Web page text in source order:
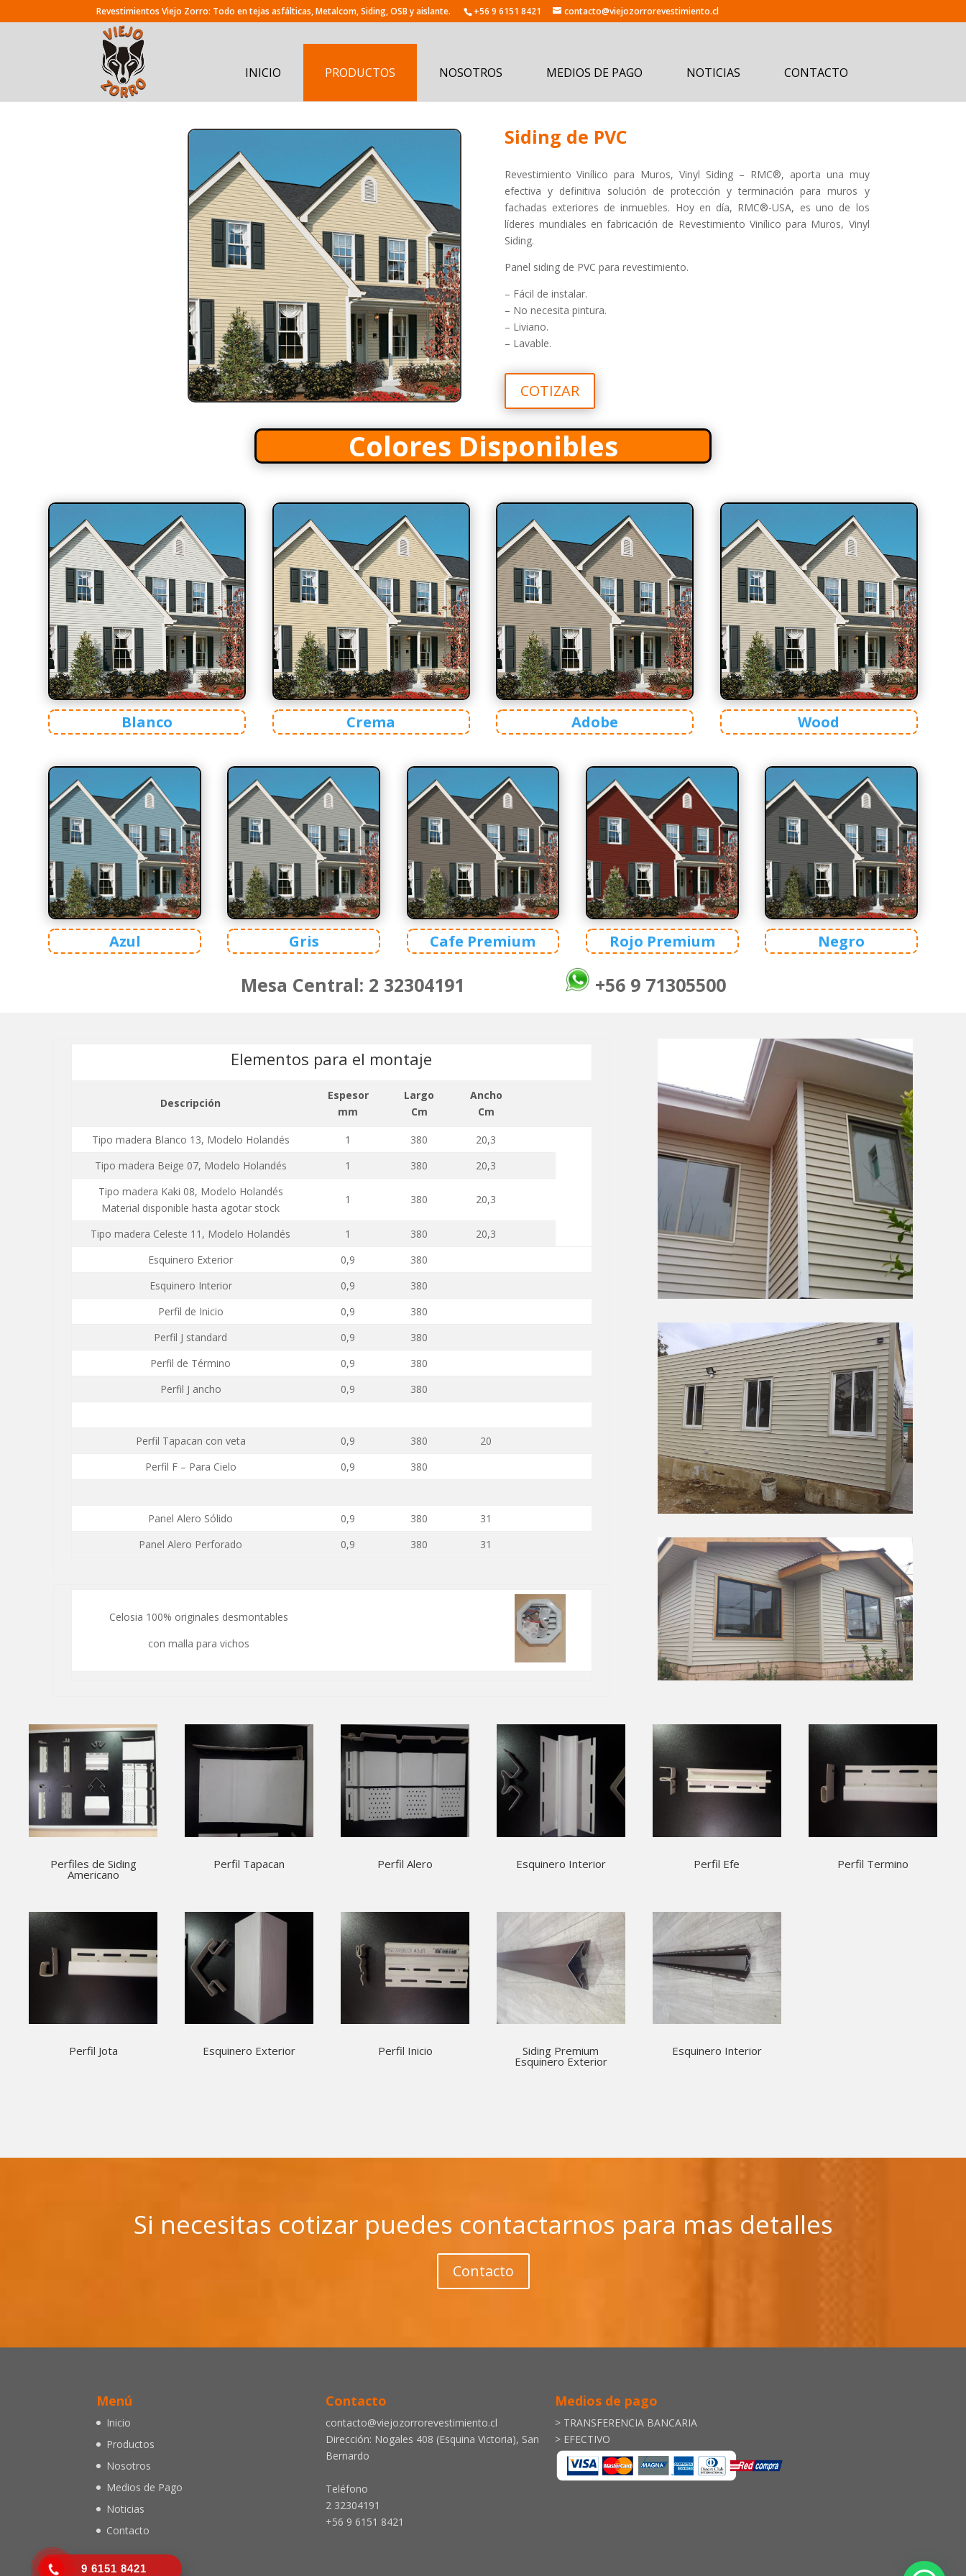
+56 9 6151 8421 contacto@viejozorrorevestimiento.cl
INICIO PRODUCTOS NOSOTROS MEDIOS DE PAGO NOTICIAS CONTACTO
Siding de PVC
Revestimiento Vinílico para Muros, Vinyl Siding – RMC®, aporta una muy
efectiva y definitiva solución de protección y terminación para muros y
fachadas exteriores de inmuebles. Hoy en día, RMC®-USA, es uno de los
líderes mundiales en fabricación de Revestimiento Vinílico para Muros, Vinyl
Siding.
Panel siding de PVC para revestimiento.
– Fácil de instalar.
– No necesita pintura.
– Liviano.
– Lavable.
COTIZAR
Colores Disponibles
Blanco Crema Adobe Wood
Azul Gris Cafe Premium Rojo Premium Negro
Mesa Central: 2 32304191 +56 9 71305500
Elementos para el montaje
Descripción
Espesor
mm
Largo
Cm
Ancho
Cm
Tipo madera Blanco 13, Modelo Holandés 1 380
20,3
Tipo madera Beige 07, Modelo Holandés
1 380
20,3
Tipo madera Kaki 08, Modelo Holandés
Material disponible hasta agotar stock
1 380 20,3
Tipo madera Celeste 11, Modelo Holandés 1 380
20,3
Esquinero Exterior
0,9
380
Esquinero Interior
0,9
380
Perfil de Inicio
0,9
380
Perfil J standard
0,9
380
Perfil de Término
0,9
380
Perfil J ancho
0,9 380
Perfil Tapacan con veta 0,9 380
20
Perfil F – Para Cielo
0,9 380
Panel Alero Sólido 0,9 380
31
Panel Alero Perforado
0,9 380 31
Celosia 100% originales desmontables
con malla para vichos
Perfiles de Siding
Americano
Perfil Tapacan Perfil Alero Esquinero Interior Perfil Efe Perfil Termino
Perfil Jota Esquinero Exterior Perfil Inicio Siding Premium
Esquinero Exterior
Esquinero Interior
Si necesitas cotizar puedes contactarnos para mas detalles
Contacto
Menú
Inicio
Productos
Nosotros
Medios de Pago
Noticias
Contacto
Contacto
contacto@viejozorrorevestimiento.cl
Dirección: Nogales 408 (Esquina Victoria), San
Bernardo
Teléfono
2 32304191
+56 9 6151 8421
Medios de pago
> TRANSFERENCIA BANCARIA
> EFECTIVO
9 6151 8421